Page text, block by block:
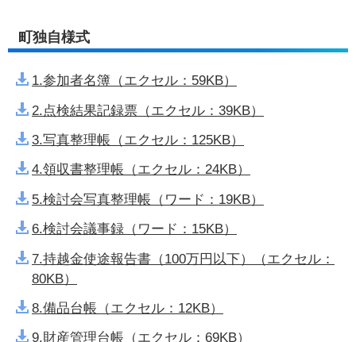
町独自様式
1.参加者名簿（エクセル：59KB）
2.点検結果記録票（エクセル：39KB）
3.写真整理帳（エクセル：125KB）
4.領収書整理帳（エクセル：24KB）
5.検討会写真整理帳（ワード：19KB）
6.検討会議事録（ワード：15KB）
7.持越金使途報告書（100万円以下）（エクセル：
80KB）
8.備品台帳（エクセル：12KB）
9.財産管理台帳（エクセル：69KB）